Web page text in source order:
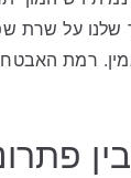
על שרת
רמת